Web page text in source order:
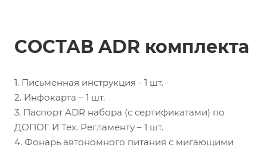
СОСТАВ ADR комплекта
1. Письменная инструкция - 1 шт.
2. Инфокарта – 1 шт.
3. Паспорт ADR набора (с сертификатами) по
ДОПОГ И Тех. Регламенту – 1 шт.
4. Фонарь автономного питания с мигающими